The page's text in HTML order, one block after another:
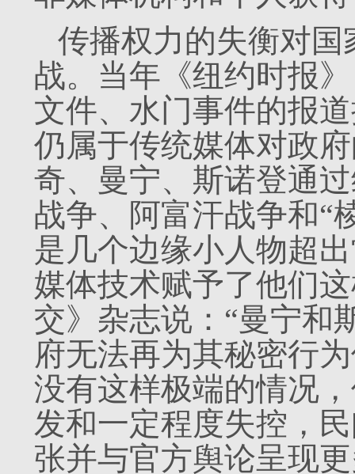
传播权力的失衡对
战。当年《纽约时报
文件、水门事件的报
仍属于传统媒体对政
奇、曼宁、斯诺登通
战争、阿富汗战争和“
是几个边缘小人物超
媒体技术赋予了他们
交》杂志说：“曼宁和
府无法再为其秘密行
没有这样极端的情况
发和一定程度失控，
张并与官方舆论呈现